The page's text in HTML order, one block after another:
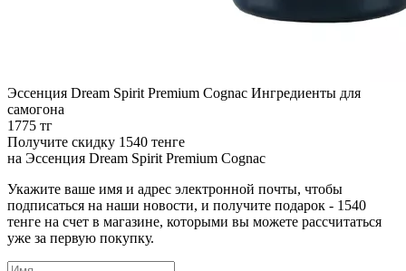
Эссенция Dream Spirit Premium Cognac Ингредиенты для
самогона
1775 тг
Получите скидку 1540 тенге
на Эссенция Dream Spirit Premium Cognac
Укажите ваше имя и адрес электронной почты, чтобы
подписаться на наши новости, и получите подарок - 1540
тенге на счет в магазине, которыми вы можете рассчитаться
уже за первую покупку.